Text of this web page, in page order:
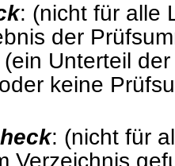
: (nicht für alle
der
Unterteil
keine
: (nicht für
Verzeichnis